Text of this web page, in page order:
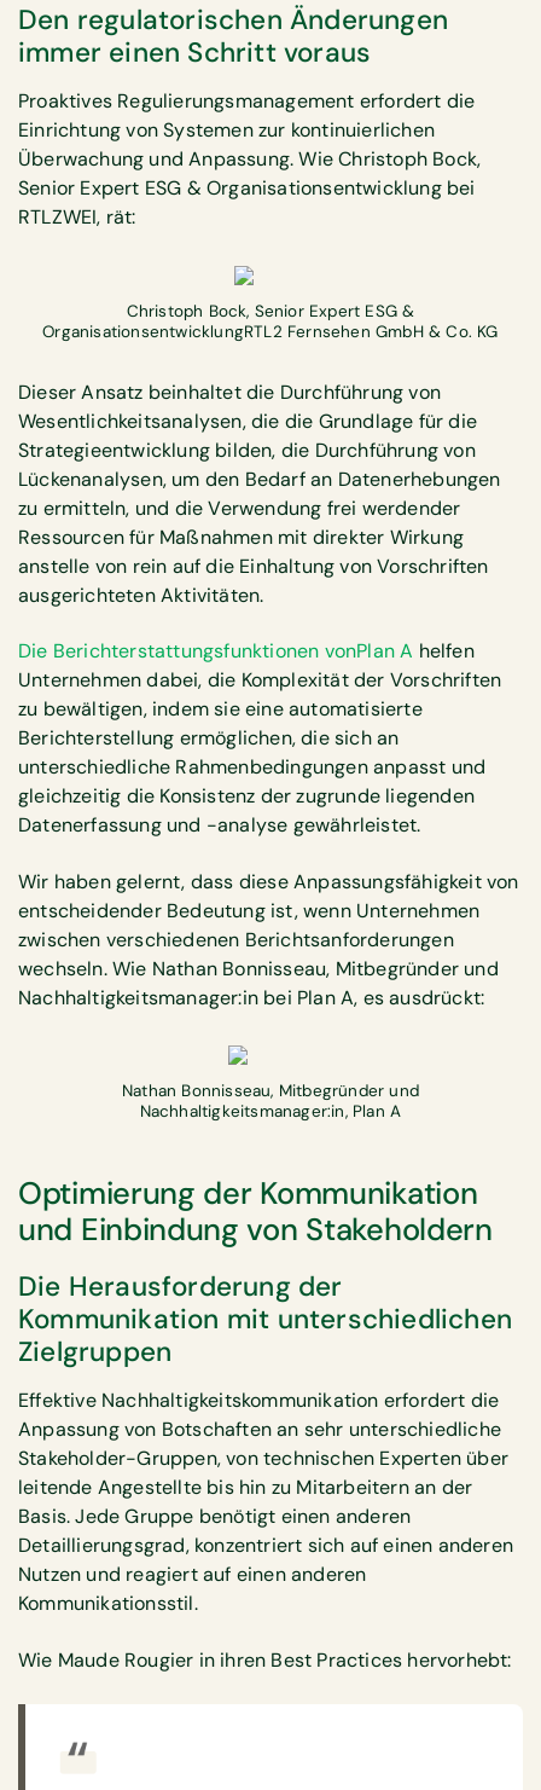
Den regulatorischen Änderungen
immer einen Schritt voraus
Proaktives Regulierungsmanagement erfordert die
Einrichtung von Systemen zur kontinuierlichen
Überwachung und Anpassung. Wie Christoph Bock,
Senior Expert ESG & Organisationsentwicklung bei
RTLZWEI, rät:
Christoph Bock, Senior Expert ESG &
OrganisationsentwicklungRTL2 Fernsehen GmbH & Co. KG
Dieser Ansatz beinhaltet die Durchführung von
Wesentlichkeitsanalysen, die die Grundlage für die
Strategieentwicklung bilden, die Durchführung von
Lückenanalysen, um den Bedarf an Datenerhebungen
zu ermitteln, und die Verwendung frei werdender
Ressourcen für Maßnahmen mit direkter Wirkung
anstelle von rein auf die Einhaltung von Vorschriften
ausgerichteten Aktivitäten.
Die Berichterstattungsfunktionen vonPlan A helfen
Unternehmen dabei, die Komplexität der Vorschriften
zu bewältigen, indem sie eine automatisierte
Berichterstellung ermöglichen, die sich an
unterschiedliche Rahmenbedingungen anpasst und
gleichzeitig die Konsistenz der zugrunde liegenden
Datenerfassung und -analyse gewährleistet.
Wir haben gelernt, dass diese Anpassungsfähigkeit von
entscheidender Bedeutung ist, wenn Unternehmen
zwischen verschiedenen Berichtsanforderungen
wechseln. Wie Nathan Bonnisseau, Mitbegründer und
Nachhaltigkeitsmanager:in bei Plan A, es ausdrückt:
Nathan Bonnisseau, Mitbegründer und
Nachhaltigkeitsmanager:in, Plan A
Optimierung der Kommunikation
und Einbindung von Stakeholdern
Die Herausforderung der
Kommunikation mit unterschiedlichen
Zielgruppen
Effektive Nachhaltigkeitskommunikation erfordert die
Anpassung von Botschaften an sehr unterschiedliche
Stakeholder-Gruppen, von technischen Experten über
leitende Angestellte bis hin zu Mitarbeitern an der
Basis. Jede Gruppe benötigt einen anderen
Detaillierungsgrad, konzentriert sich auf einen anderen
Nutzen und reagiert auf einen anderen
Kommunikationsstil.
Wie Maude Rougier in ihren Best Practices hervorhebt: